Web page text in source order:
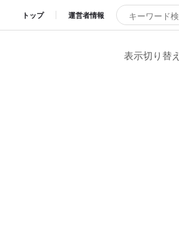
トップ 運営者情報
表示切り替え